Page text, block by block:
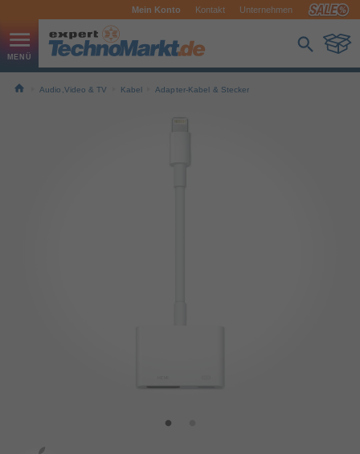
Mein Konto Kontakt Unternehmen
Audio,Video & TV Kabel Adapter-Kabel & Stecker